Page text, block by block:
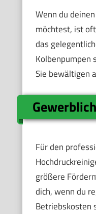
Wenn du
möchtest, ist
das
Kolbenpumpen
Sie bewältigen
Für den
größere
dich, wenn du
Betriebskosten